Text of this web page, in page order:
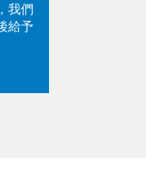
我們
給予